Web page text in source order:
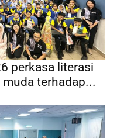
perkasa literasi
terhadap...